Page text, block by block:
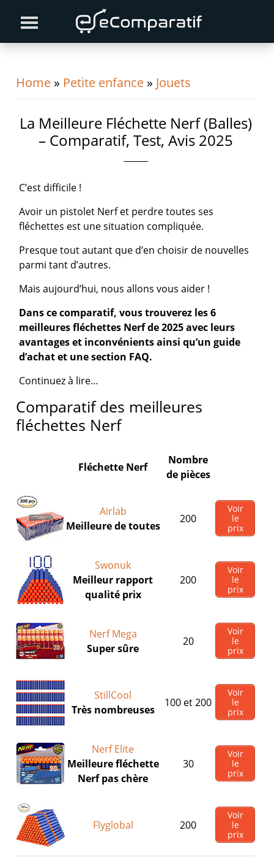
primary
content
primary
Home » Petite enfance » Jouets
La Meilleure Fléchette Nerf (Balles)
– Comparatif, Test, Avis 2025
C’est difficile !
Avoir un pistolet Nerf et perdre toutes ses
fléchettes est une situation compliquée.
Presque tout autant que d’en choisir de nouvelles
parmi tant d’autres.
Mais aujourd’hui, nous allons vous aider !
Dans ce comparatif, vous trouverez les 6
meilleures fléchettes Nerf de 2025 avec leurs
avantages et inconvénients ainsi qu’un guide
d’achat et une section FAQ.
Continuez à lire…
Comparatif des meilleures
fléchettes Nerf
Fléchette Nerf
Nombre
de pièces
Airlab
Meilleure de toutes
200
Voir
le
prix
Swonuk
Meilleur rapport
qualité prix
200
Voir
le
prix
Nerf Mega
Super sûre
20
Voir
le
prix
StillCool
Très nombreuses
100 et 200
Voir
le
prix
Nerf Elite
Meilleure fléchette
Nerf pas chère
30
Voir
le
prix
Flyglobal 200
Voir
le
prix